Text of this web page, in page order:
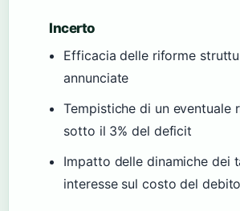
Incerto
Efficacia delle riforme
annunciate
Tempistiche di un eventuale
sotto il 3% del deficit
Impatto delle dinamiche dei
interesse sul costo del debito